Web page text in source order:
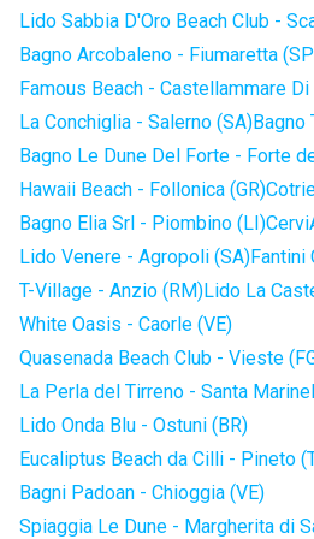
Lido Sabbia D'Oro Beach Club -
Bagno Arcobaleno - Fiumaretta
Famous Beach - Castellammare
La Conchiglia - Salerno (SA)Bagno
Bagno Le Dune Del Forte - Forte
Hawaii Beach - Follonica (GR)
Bagno Elia Srl - Piombino (LI)
Lido Venere - Agropoli (SA)Fantini
T-Village - Anzio (RM)Lido La
White Oasis - Caorle (VE)
Quasenada Beach Club - Vieste
La Perla del Tirreno - Santa
Lido Onda Blu - Ostuni (BR)
Eucaliptus Beach da Cilli - Pineto
Bagni Padoan - Chioggia (VE)
Spiaggia Le Dune - Margherita di